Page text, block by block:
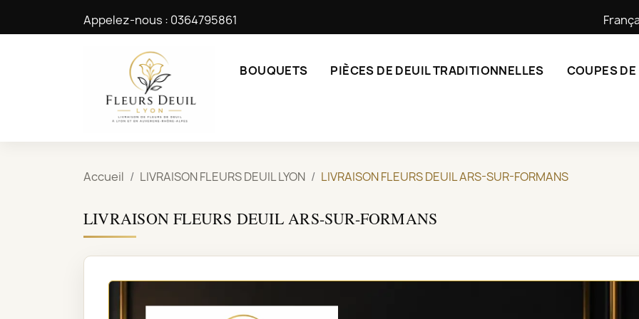
Appelez-nous : 0364795861
BOUQUETS PIÈCES DE DEUIL TRADITIONNELLES COUPES
Accueil LIVRAISON FLEURS DEUIL LYON LIVRAISON FLEURS DEUIL ARS-SUR-FORMANS
LIVRAISON FLEURS DEUIL ARS-SUR-FORMANS